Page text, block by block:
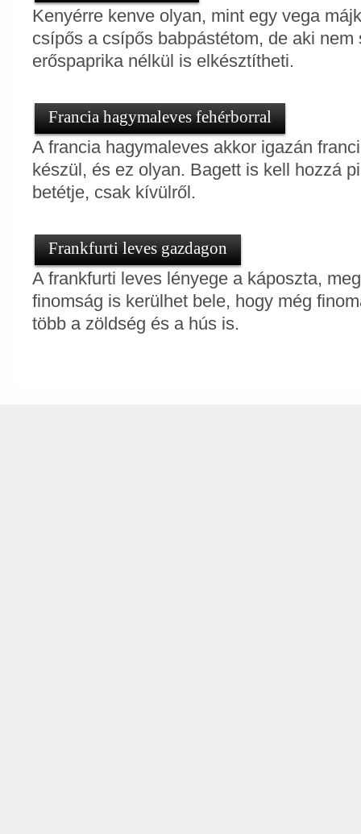
Kenyérre kenve olyan, mint egy vega
csípős a csípős babpástétom, de aki nem
erőspaprika nélkül is elkésztítheti.
Francia hagymaleves fehérborral
A francia hagymaleves akkor igazán
készül, és ez olyan. Bagett is kell hozzá
betétje, csak kívülről.
Frankfurti leves gazdagon
A frankfurti leves lényege a káposzta,
finomság is kerülhet bele, hogy még
több a zöldség és a hús is.